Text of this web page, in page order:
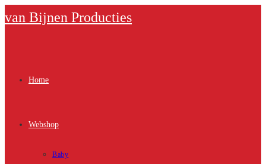
naar
van Bijnen Producties
Home
Webshop
Baby